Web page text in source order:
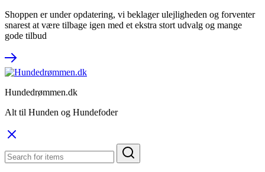
Shoppen er under opdatering, vi beklager ulejligheden og forventer
snarest at være tilbage igen med et ekstra stort udvalg og mange
gode tilbud
Hundedrømmen.dk
Alt til Hunden og Hundefoder